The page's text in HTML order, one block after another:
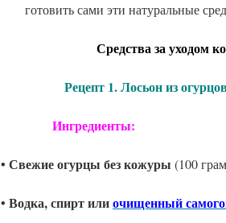
готовить сами эти натуральные
Средства за уходом
Рецепт 1. Лосьон из
Ингредиенты:
• Свежие огурцы без кожуры (100
• Водка, спирт илиочищенный